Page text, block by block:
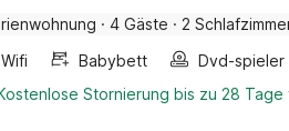
· 4 Gäste · 2
Wifi
Babybett Dvd-spieler
Stornierung bis zu 28